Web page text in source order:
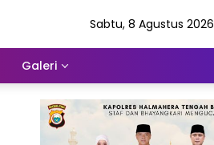
Sabtu, 8 Agustus 2026
Galeri